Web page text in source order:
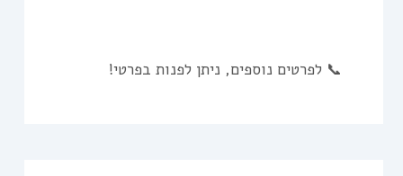
📞 לפרטים נוספים, ניתן לפנות בפרטי!